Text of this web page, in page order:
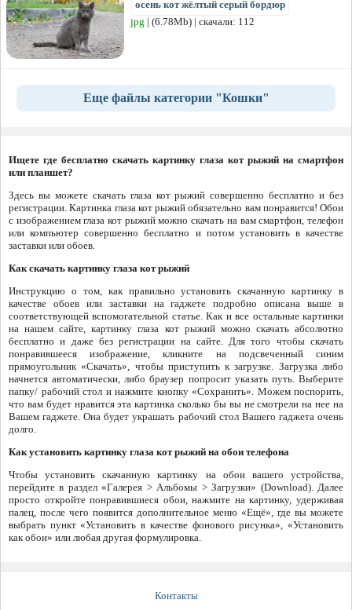
осень кот жёлтый серый бордюр
jpg | (6.78Mb) | скачали: 112
Еще файлы категории "Кошки"
Ищете где бесплатно скачать картинку глаза кот рыжий на смартфон
или планшет?
Здесь вы можете скачать глаза кот рыжий совершенно бесплатно и без
регистрации. Картинка глаза кот рыжий обязательно вам понравится! Обои
с изображением глаза кот рыжий можно скачать на вам смартфон, телефон
или компьютер совершенно бесплатно и потом установить в качестве
заставки или обоев.
Как скачать картинку глаза кот рыжий
Инструкцию о том, как правильно установить скачанную картинку в
качестве обоев или заставки на гаджете подробно описана выше в
соответствующей вспомогательной статье. Как и все остальные картинки
на нашем сайте, картинку глаза кот рыжий можно скачать абсолютно
бесплатно и даже без регистрации на сайте. Для того чтобы скачать
понравившееся изображение, кликните на подсвеченный синим
прямоугольник «Скачать», чтобы приступить к загрузке. Загрузка либо
начнется автоматически, либо браузер попросит указать путь. Выберите
папку/ рабочий стол и нажмите кнопку «Сохранить». Можем поспорить,
что вам будет нравится эта картинка сколько бы вы не смотрели на нее на
Вашем гаджете. Она будет украшать рабочий стол Вашего гаджета очень
долго.
Как установить картинку глаза кот рыжий на обои телефона
Чтобы установить скачанную картинку на обои вашего устройства,
перейдите в раздел «Галерея > Альбомы > Загрузки» (Download). Далее
просто откройте понравившиеся обои, нажмите на картинку, удерживая
палец, после чего появится дополнительное меню «Ещё», где вы можете
выбрать пункт «Установить в качестве фонового рисунка», «Установить
как обои» или любая другая формулировка.
Контакты